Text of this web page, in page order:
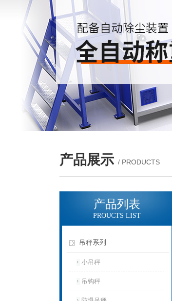
产品展示 / PRODUCTS
产品列表
PROUCTS LIST
吊秤系列
小吊秤
吊钩秤